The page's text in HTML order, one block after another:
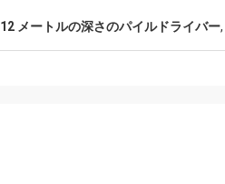
12 メートルの深さのパイルドライバー,